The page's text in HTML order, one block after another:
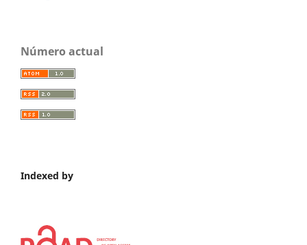
Número actual
Indexed by